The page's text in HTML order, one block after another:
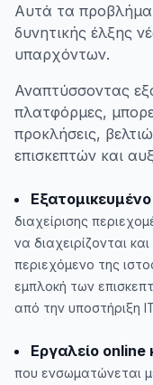
Αυτά τα
δυνητικής έλξης
υπαρχόντων.
Αναπτύσσοντας
πλατφόρμες,
προκλήσεις,
επισκεπτών και
διαχείρισης
να διαχειρίζονται
περιεχόμενο της
εμπλοκή των
από την υποστήριξη
Εργαλείο
που ενσωματώνεται